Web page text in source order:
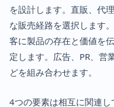
を設計します。直販、代
な販売経路を選択します
客に製品の存在と価値を
定します。広告、PR、営
どを組み合わせます。
4つの要素は相互に関連